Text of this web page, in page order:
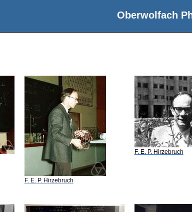
Oberwolfach
F. E. P. Hirzebruch
F. E. P. Hirzebruch